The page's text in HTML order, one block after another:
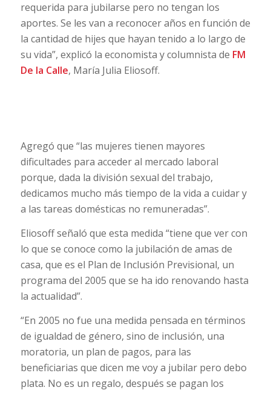
requerida para jubilarse pero no tengan los
aportes. Se les van a reconocer años en función de
la cantidad de hijes que hayan tenido a lo largo de
su vida”, explicó la economista y columnista de FM
De la Calle, María Julia Eliosoff.
Agregó que “las mujeres tienen mayores
dificultades para acceder al mercado laboral
porque, dada la división sexual del trabajo,
dedicamos mucho más tiempo de la vida a cuidar y
a las tareas domésticas no remuneradas”.
Eliosoff señaló que esta medida “tiene que ver con
lo que se conoce como la jubilación de amas de
casa, que es el Plan de Inclusión Previsional, un
programa del 2005 que se ha ido renovando hasta
la actualidad”.
“En 2005 no fue una medida pensada en términos
de igualdad de género, sino de inclusión, una
moratoria, un plan de pagos, para las
beneficiarias que dicen me voy a jubilar pero debo
plata. No es un regalo, después se pagan los